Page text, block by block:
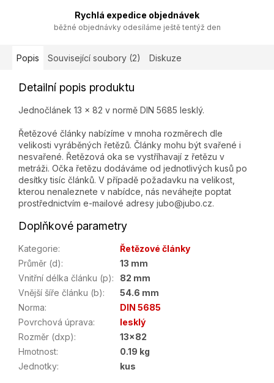
Rychlá expedice objednávek
běžné objednávky odesíláme ještě tentýž den
Popis Související soubory (2) Diskuze
Detailní popis produktu
Jednočlánek 13 x 82 v normě DIN 5685 lesklý.
Řetězové články nabízíme v mnoha rozměrech dle
velikosti vyráběných řetězů. Články mohu být svařené i
nesvařené. Řetězová oka se vystříhavají z řetězu v
metráži. Očka řetězu dodáváme od jednotlivých kusů po
desítky tisíc článků. V případě požadavku na velikost,
kterou nenaleznete v nabídce, nás neváhejte poptat
prostřednictvím e-mailové adresy jubo@jubo.cz.
Doplňkové parametry
Kategorie:
Řetězové články
Průměr (d):
13 mm
Vnitřní délka článku (p):
82 mm
Vnější šíře článku (b):
54.6 mm
Norma:
DIN 5685
Povrchová úprava:
lesklý
Rozměr (dxp):
13x82
Hmotnost:
0.19 kg
Jednotky: kus